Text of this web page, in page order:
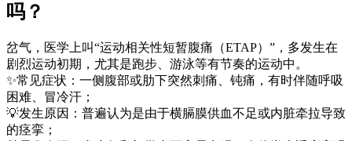
吗？
岔气，医学上叫“运动相关性短暂腹痛（ETAP）”，多发生在
剧烈运动初期，尤其是跑步、游泳等有节奏的运动中。
✨常见症状：一侧腹部或肋下突然刺痛、钝痛，有时伴随呼吸
困难、冒冷汗；
💡发生原因：普遍认为是由于横膈膜供血不足或内脏牵拉导致
的痉挛；